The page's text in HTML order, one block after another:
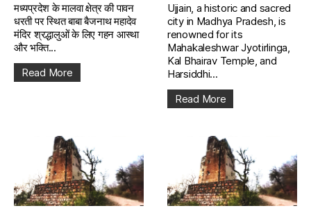
मध्यप्रदेश के मालवा क्षेत्र की पावन
धरती पर स्थित बाबा बैजनाथ महादेव
मंदिर श्रद्धालुओं के लिए गहन आस्था
और भक्ति...
Read More
Ujjain, a historic and sacred
city in Madhya Pradesh, is
renowned for its
Mahakaleshwar Jyotirlinga,
Kal Bhairav Temple, and
Harsiddhi...
Read More